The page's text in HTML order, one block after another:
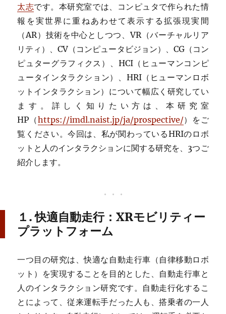
太志です。本研究室では、コンピュタで作られた情
報を実世界に重ねあわせて表示する拡張現実間
（AR）技術を中心としつつ、VR（バーチャルリア
リティ）、CV（コンピュータビジョン）、CG（コン
ピュターグラフィクス）、HCI（ヒューマンコンピ
ュータインタラクション）、HRI（ヒューマンロボ
ットインタラクション）について幅広く研究してい
ます。詳しく知りたい方は、本研究室
HP（https://imdl.naist.jp/ja/prospective/）をご
覧ください。今回は、私が関わっているHRIのロボ
ットと人のインタラクションに関する研究を、3つご
紹介します。
１. 快適自動走行：XRモビリティー
プラットフォーム
一つ目の研究は、快適な自動走行車（自律移動ロボ
ット）を実現することを目的とした、自動走行車と
人のインタラクション研究です。自動走行化するこ
とによって、従来運転手だった人も、搭乗者の一人